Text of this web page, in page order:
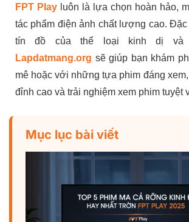
FPT Play luôn là lựa chọn hoàn hảo,
tác phẩm điện ảnh chất lượng cao.
tín đồ của thể loại kinh dị và
Lapdatmang.org sẽ giúp bạn khám
mê hoặc với những tựa phim đáng
đỉnh cao và trải nghiệm xem phim tuyệt
Mục lục bài viết